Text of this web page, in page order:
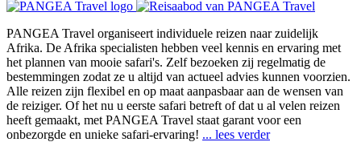
PANGEA Travel organiseert individuele reizen naar zuidelijk
Afrika. De Afrika specialisten hebben veel kennis en ervaring met
het plannen van mooie safari's. Zelf bezoeken zij regelmatig de
bestemmingen zodat ze u altijd van actueel advies kunnen voorzien.
Alle reizen zijn flexibel en op maat aanpasbaar aan de wensen van
de reiziger. Of het nu u eerste safari betreft of dat u al velen reizen
heeft gemaakt, met PANGEA Travel staat garant voor een
onbezorgde en unieke safari-ervaring! ... lees verder